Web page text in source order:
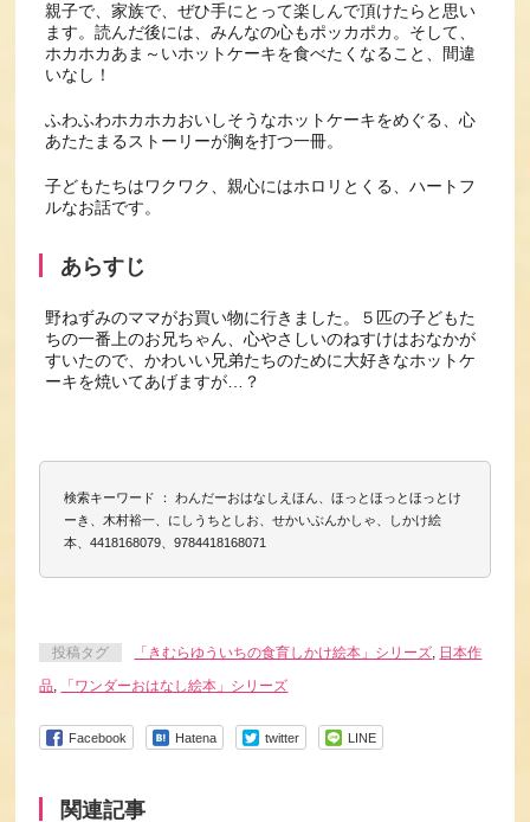
親子で、家族で、ぜひ手にとって楽しんで頂けたらと思い
ます。読んだ後には、みんなの心もポッカポカ。そして、
ホカホカあま～いホットケーキを食べたくなること、間違
いなし！
ふわふわホカホカおいしそうなホットケーキをめぐる、心
あたたまるストーリーが胸を打つ一冊。
子どもたちはワクワク、親心にはホロリとくる、ハートフ
ルなお話です。
あらすじ
野ねずみのママがお買い物に行きました。５匹の子どもた
ちの一番上のお兄ちゃん、心やさしいのねすけはおなかが
すいたので、かわいい兄弟たちのために大好きなホットケ
ーキを焼いてあげますが…？
検索キーワード ： わんだーおはなしえほん、ほっとほっとほっとけ
ーき、木村裕一、にしうちとしお、せかいぶんかしゃ、しかけ絵
本、4418168079、9784418168071
投稿タグ 「きむらゆういちの食育しかけ絵本」シリーズ, 日本作
品, 「ワンダーおはなし絵本」シリーズ
Facebook Hatena twitter LINE
関連記事